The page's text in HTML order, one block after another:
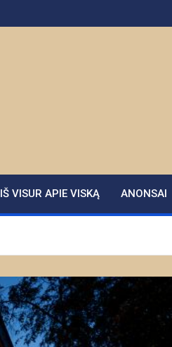
IŠ VISUR APIE VISKĄ ANONSAI